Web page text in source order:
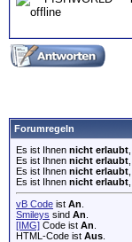
Forumregeln
Es ist Ihnen nicht erlaubt
Es ist Ihnen nicht erlaubt
Es ist Ihnen nicht erlaubt
Es ist Ihnen nicht erlaubt
vB Code ist An
Smileys sind An
[IMG] Code ist An
HTML-Code ist Aus